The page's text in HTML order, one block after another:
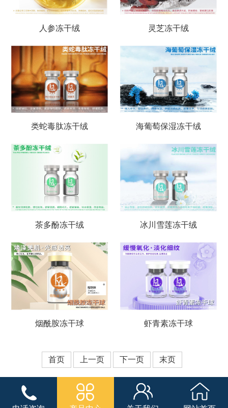
人参冻干绒 灵芝冻干绒
类蛇毒肽冻干绒 海葡萄保湿冻干绒
茶多酚冻干绒 冰川雪莲冻干绒
烟酰胺冻干球 虾青素冻干球
首页 上一页 下一页 末页